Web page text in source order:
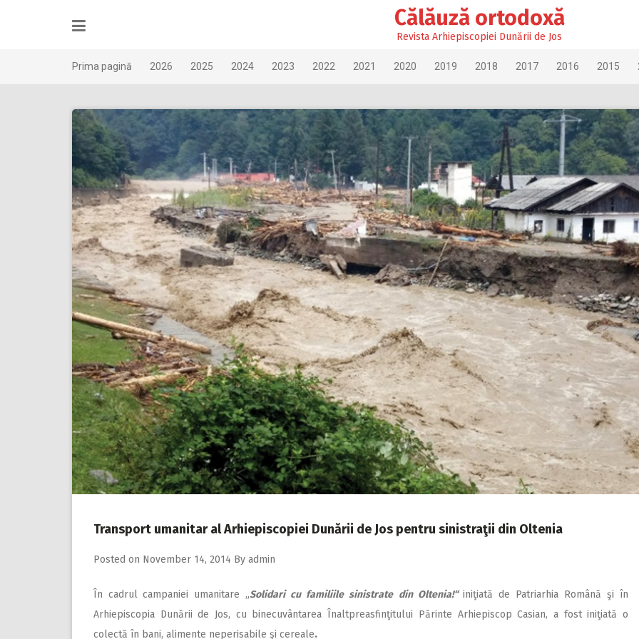
Călăuză ortodoxă
Revista Arhiepiscopiei Dunării de Jos
Prima pagină 2026 2025 2024 2023 2022 2021 2020 2019 2018 2017 2016 2015
Transport umanitar al Arhiepiscopiei Dunării de Jos pentru sinistraţii din Oltenia
Posted on November 14, 2014 By admin
În cadrul campaniei umanitare „Solidari cu familiile sinistrate din Oltenia!“ iniţiată de Patriarhia Română şi în
Arhiepiscopia Dunării de Jos, cu binecuvântarea Înaltpreasfinţitului Părinte Arhiepiscop Casian, a fost iniţiată o
colectă în bani, alimente neperisabile şi cereale.